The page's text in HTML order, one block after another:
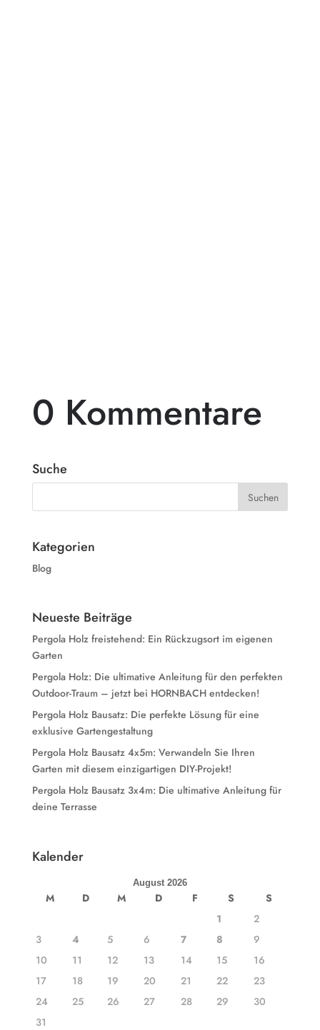
0 Kommentare
Suche
Kategorien
Blog
Neueste Beiträge
Pergola Holz freistehend: Ein Rückzugsort im eigenen
Garten
Pergola Holz: Die ultimative Anleitung für den perfekten
Outdoor-Traum – jetzt bei HORNBACH entdecken!
Pergola Holz Bausatz: Die perfekte Lösung für eine
exklusive Gartengestaltung
Pergola Holz Bausatz 4x5m: Verwandeln Sie Ihren
Garten mit diesem einzigartigen DIY-Projekt!
Pergola Holz Bausatz 3x4m: Die ultimative Anleitung für
deine Terrasse
Kalender
August 2026
M D M D F S
S
1
2
3
4 5 6 7 8
9
10
11 12 13 14 15
16
17
18 19 20 21 22
23
24
25 26 27 28 29
30
31